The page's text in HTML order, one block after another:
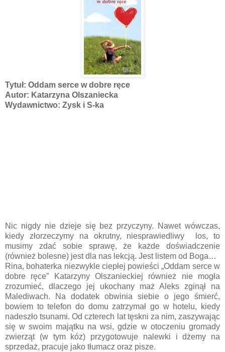
Tytuł: Oddam serce w dobre ręce
Autor: Katarzyna Olszaniecka
Wydawnictwo: Zysk i S-ka
Nic nigdy nie dzieje się bez przyczyny. Nawet wówczas,
kiedy złorzeczymy na okrutny, niesprawiedliwy los, to
musimy zdać sobie sprawę, że każde doświadczenie
(również bolesne) jest dla nas lekcją. Jest listem od Boga…
Rina, bohaterka niezwykle ciepłej powieści „Oddam serce w
dobre ręce” Katarzyny Olszanieckiej również nie mogła
zrozumieć, dlaczego jej ukochany maż Aleks zginął na
Malediwach. Na dodatek obwinia siebie o jego śmierć,
bowiem to telefon do domu zatrzymał go w hotelu, kiedy
nadeszło tsunami. Od czterech lat tęskni za nim, zaszywając
się w swoim majątku na wsi, gdzie w otoczeniu gromady
zwierząt (w tym kóz) przygotowuje nalewki i dżemy na
sprzedaż, pracuje jako tłumacz oraz pisze.